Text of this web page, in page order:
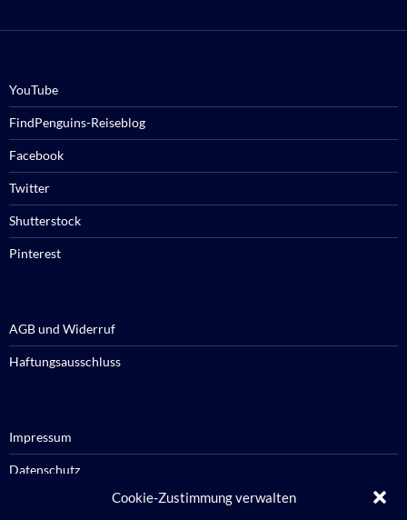
Cookie-Zustimmung verwalten
YouTube
FindPenguins-Reiseblog
Facebook
Twitter
Shutterstock
Pinterest
AGB und Widerruf
Haftungsausschluss
Impressum
Datenschutz
Cookie-Richtlinie / Cookie policy